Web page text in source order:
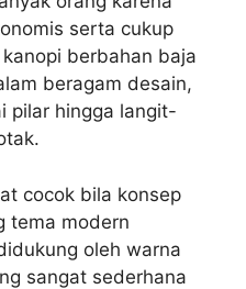
serta cukup
berbahan baja
beragam desain,
pilar hingga langit-
cocok bila konsep
tema modern
oleh warna
sangat sederhana